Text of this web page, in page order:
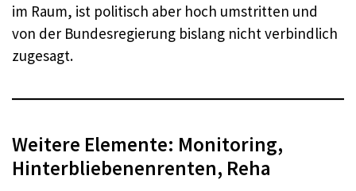
im Raum, ist politisch aber hoch umstritten und
von der Bundesregierung bislang nicht verbindlich
zugesagt.
Weitere Elemente: Monitoring,
Hinterbliebenenrenten, Reha